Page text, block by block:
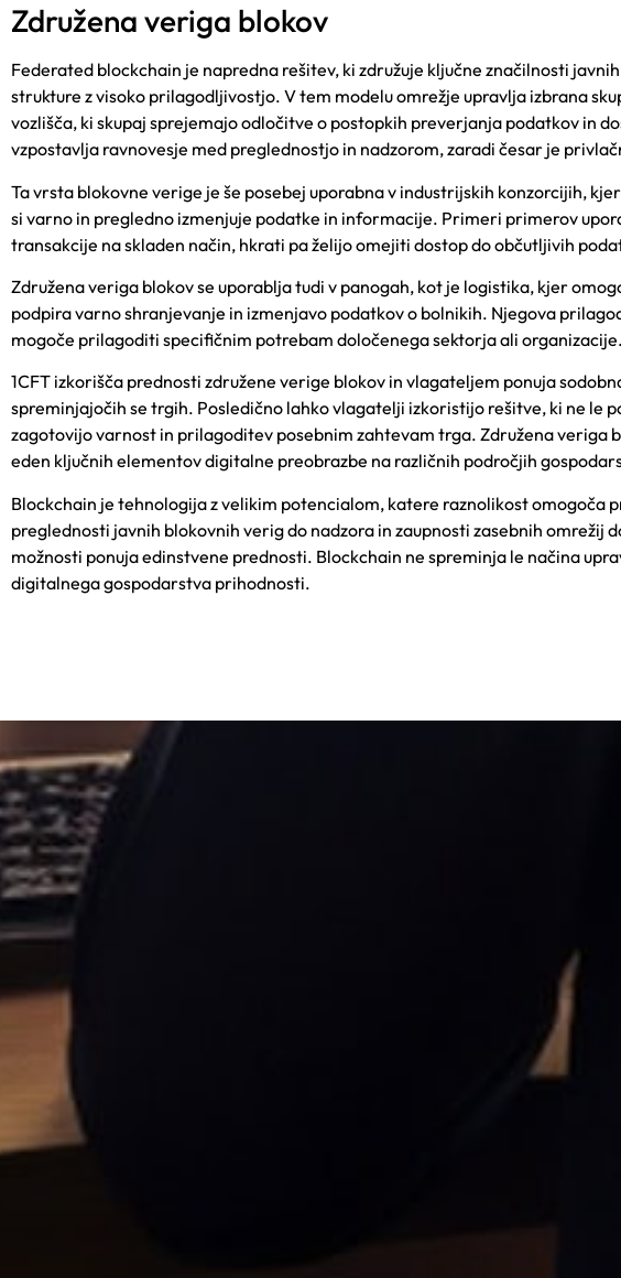
Združena veriga blokov
Federated blockchain je napredna rešitev, ki združuje ključne značilnosti
strukture z visoko prilagodljivostjo. V tem modelu omrežje upravlja izbrana
vozlišča, ki skupaj sprejemajo odločitve o postopkih preverjanja podatkov in
vzpostavlja ravnovesje med preglednostjo in nadzorom, zaradi česar je
Ta vrsta blokovne verige je še posebej uporabna v industrijskih konzorcijih,
si varno in pregledno izmenjuje podatke in informacije. Primeri primerov
transakcije na skladen način, hkrati pa želijo omejiti dostop do občutljivih
Združena veriga blokov se uporablja tudi v panogah, kot je logistika, kjer
podpira varno shranjevanje in izmenjavo podatkov o bolnikih. Njegova
mogoče prilagoditi specifičnim potrebam določenega sektorja ali organizacije.
1CFT izkorišča prednosti združene verige blokov in vlagateljem ponuja
spreminjajočih se trgih. Posledično lahko vlagatelji izkoristijo rešitve, ki ne le
zagotovijo varnost in prilagoditev posebnim zahtevam trga. Združena veriga
eden ključnih elementov digitalne preobrazbe na različnih področjih
Blockchain je tehnologija z velikim potencialom, katere raznolikost omogoča
preglednosti javnih blokovnih verig do nadzora in zaupnosti zasebnih omrežij
možnosti ponuja edinstvene prednosti. Blockchain ne spreminja le načina
digitalnega gospodarstva prihodnosti.